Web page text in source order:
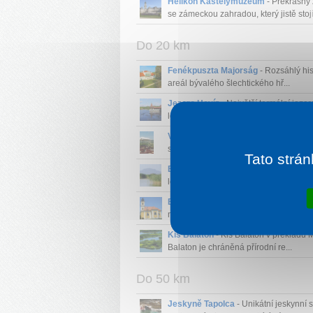
se zámeckou zahradou, který jistě
Do 20 km
Fenékpuszta Majorság - Rozsáhlý
areál bývalého šlechtického hř...
Jezero Hevíz- Největší termální
ležící u města Hevíz....
Vinařské sklepy Hévíz
sklepy nabízející degustace v...
Balatonberény
letovisko ležící na západním konc...
Balatonkeresztúr
- Balatonkeresztúr
městečko ležící na jižním bře...
Kis Balaton- Kis Balaton v překladu
Balaton je chráněná přírodní re...
Do 50 km
Jeskyně Tapolca - Unikátní jeskynní
Tato